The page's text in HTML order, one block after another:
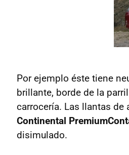
Por ejemplo éste tiene
brillante, borde de la
carrocería. Las llantas de
Continental
disimulado.